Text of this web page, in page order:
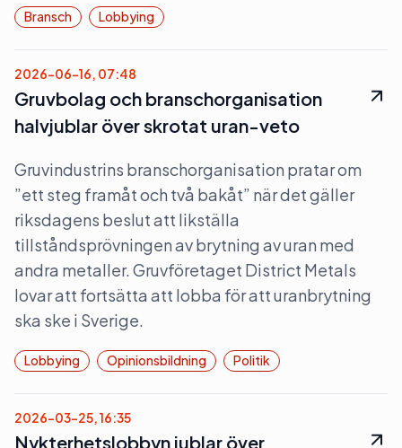
Bransch Lobbying
2026-06-16, 07:48
Gruvbolag och branschorganisation
halvjublar över skrotat uran-veto
Gruvindustrins branschorganisation pratar om
”ett steg framåt och två bakåt” när det gäller
riksdagens beslut att likställa
tillståndsprövningen av brytning av uran med
andra metaller. Gruvföretaget District Metals
lovar att fortsätta att lobba för att uranbrytning
ska ske i Sverige.
Lobbying Opinionsbildning Politik
2026-03-25, 16:35
Nykterhetslobbyn jublar över